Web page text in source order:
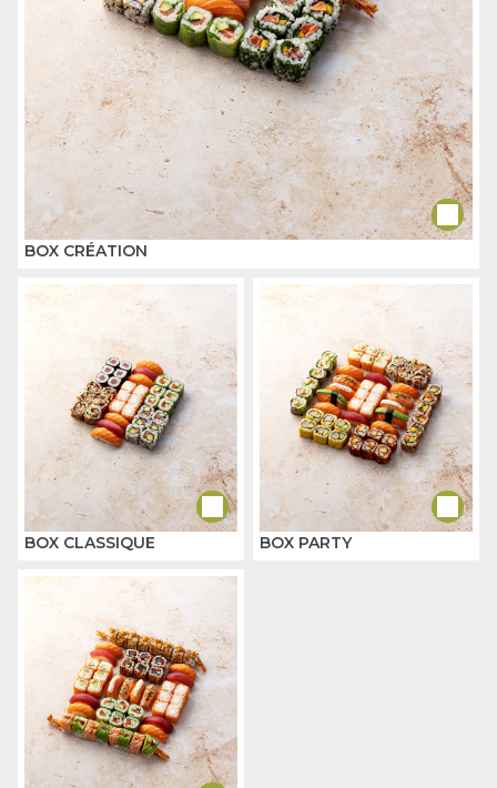
BOX CRÉATION
BOX CLASSIQUE BOX PARTY